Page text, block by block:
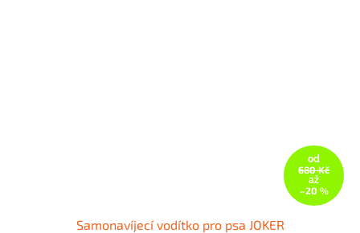
od
680 Kč
až
–20 %
Samonavíjecí vodítko pro psa JOKER